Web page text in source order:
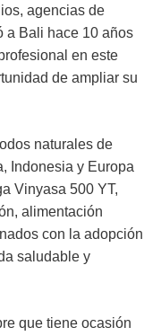
agencias de
a Bali hace 10 años
en este
de ampliar su
naturales de
Indonesia y Europa
Vinyasa 500 YT,
alimentación
con la adopción
saludable y
que tiene ocasión